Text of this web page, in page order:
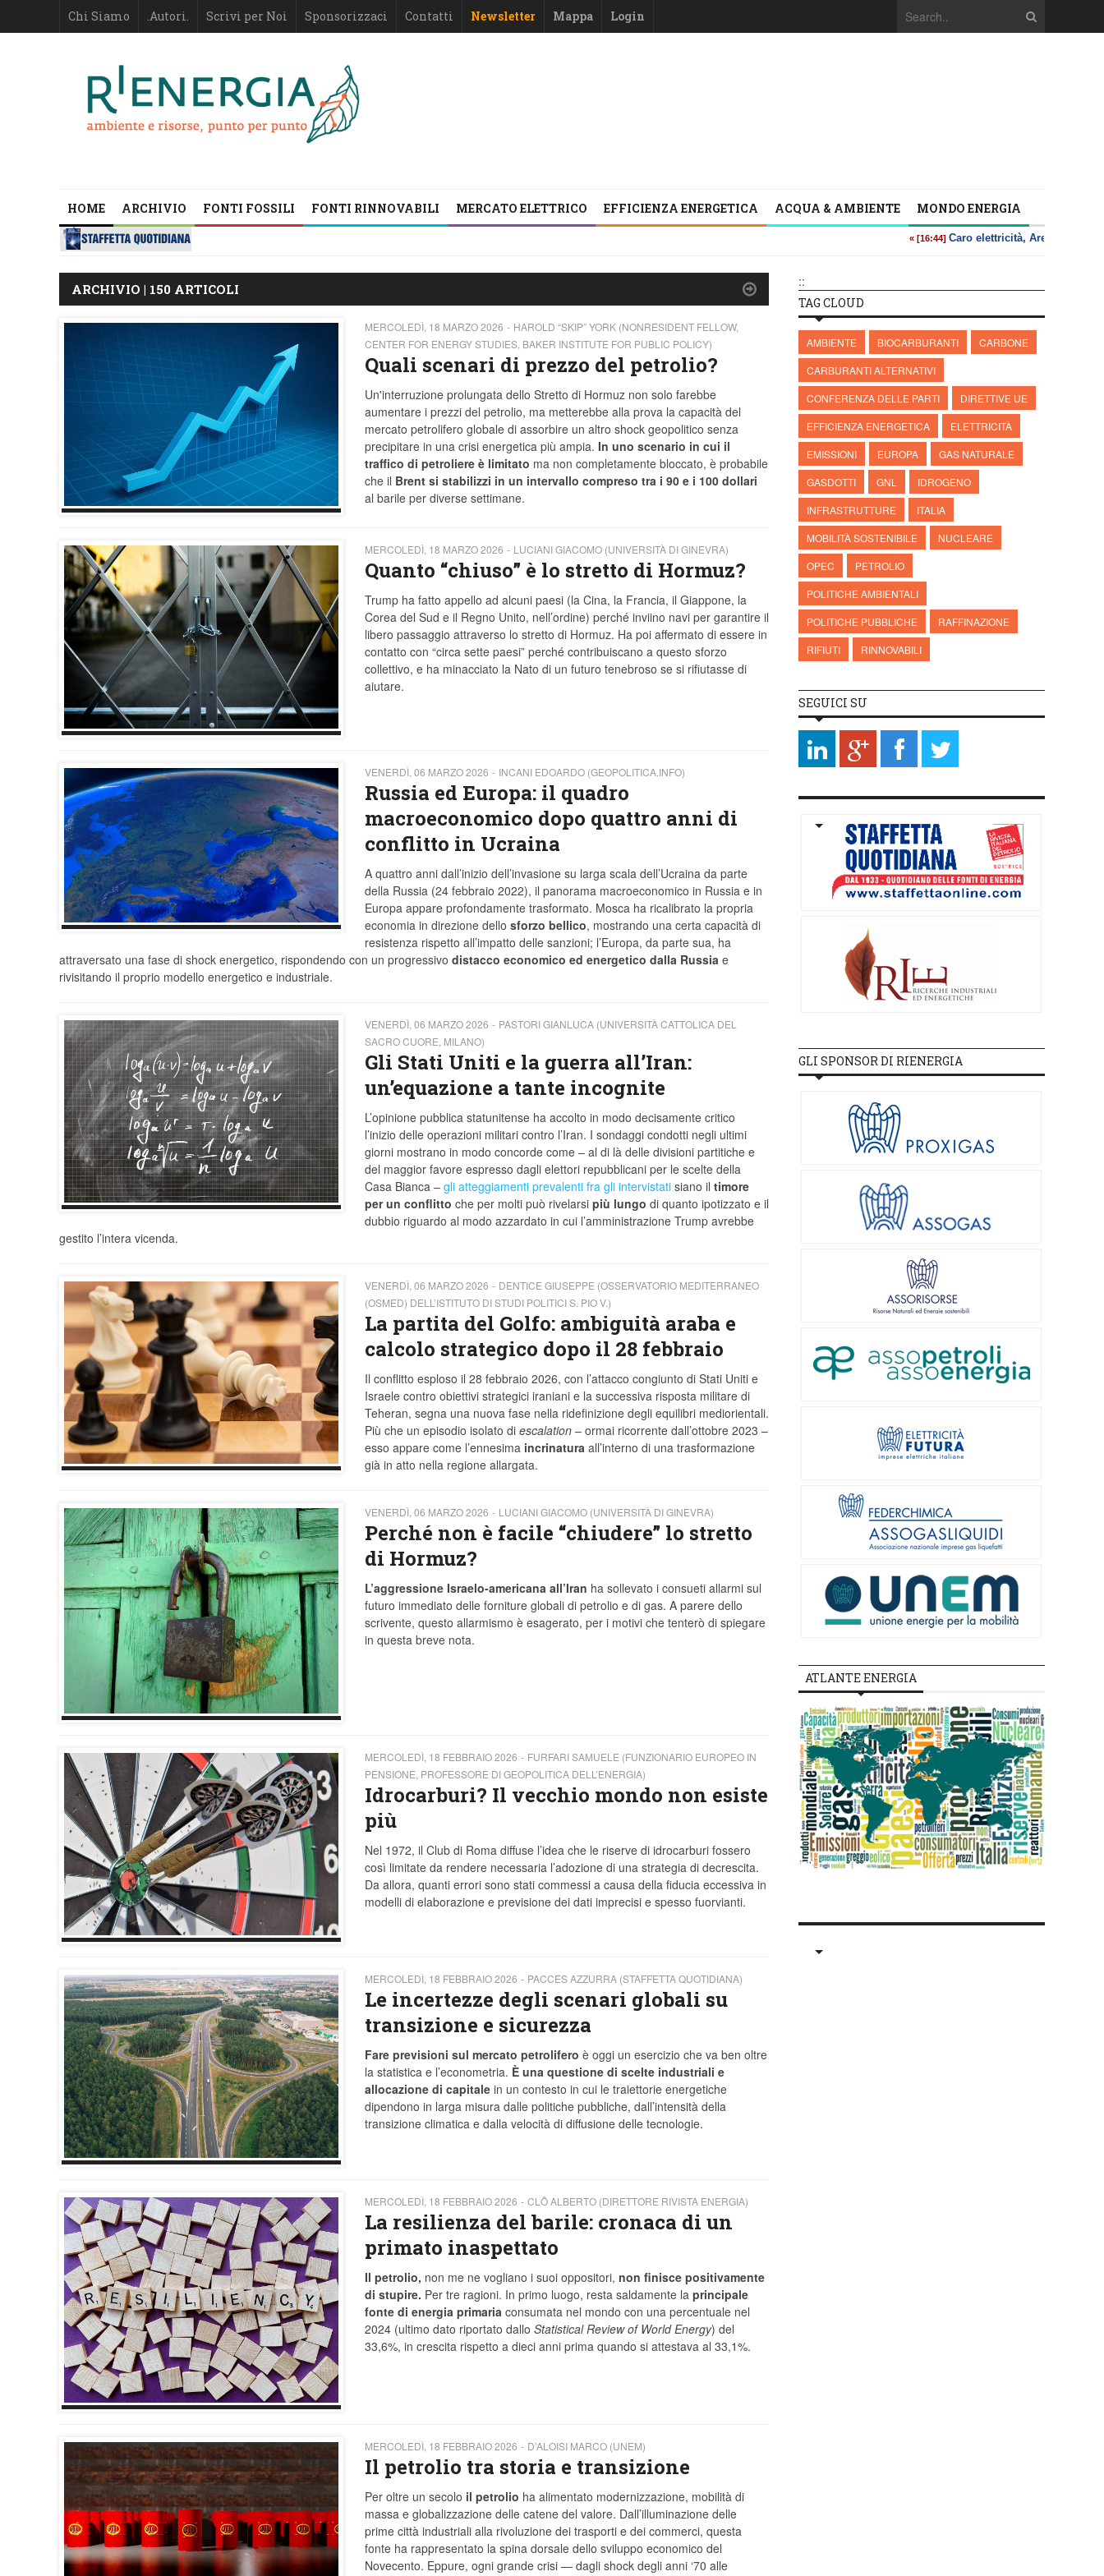
Chi Siamo .Autori. Scrivi per Noi Sponsorizzaci Contatti Newsletter Mappa Login
HOME ARCHIVIO FONTI FOSSILI FONTI RINNOVABILI MERCATO ELETTRICO EFFICIENZA ENERGETICA ACQUA & AMBIENTE MONDO ENERGIA
::
ARCHIVIO | 150 ARTICOLI
MERCOLEDÌ, 18 MARZO 2026
HAROLD “SKIP” YORK (NONRESIDENT FELLOW,
CENTER FOR ENERGY STUDIES, BAKER INSTITUTE FOR PUBLIC POLICY)
Quali scenari di prezzo del petrolio?
Un'interruzione prolungata dello Stretto di Hormuz non solo farebbe
aumentare i prezzi del petrolio, ma metterebbe alla prova la capacità del
mercato petrolifero globale di assorbire un altro shock geopolitico senza
precipitare in una crisi energetica più ampia. In uno scenario in cui il
traffico di petroliere è limitato ma non completamente bloccato, è probabile
che il Brent si stabilizzi in un intervallo compreso tra i 90 e i 100 dollari
al barile per diverse settimane.
MERCOLEDÌ, 18 MARZO 2026 LUCIANI GIACOMO (UNIVERSITÀ DI GINEVRA)
Quanto “chiuso” è lo stretto di Hormuz?
Trump ha fatto appello ad alcuni paesi (la Cina, la Francia, il Giappone, la
Corea del Sud e il Regno Unito, nell’ordine) perché inviino navi per garantire il
libero passaggio attraverso lo stretto di Hormuz. Ha poi affermato di essere in
contatto con “circa sette paesi” perché contribuiscano a questo sforzo
collettivo, e ha minacciato la Nato di un futuro tenebroso se si rifiutasse di
aiutare.
VENERDÌ, 06 MARZO 2026 INCANI EDOARDO (GEOPOLITICA.INFO)
Russia ed Europa: il quadro
macroeconomico dopo quattro anni di
conflitto in Ucraina
A quattro anni dall’inizio dell’invasione su larga scala dell’Ucraina da parte
della Russia (24 febbraio 2022), il panorama macroeconomico in Russia e in
Europa appare profondamente trasformato. Mosca ha ricalibrato la propria
economia in direzione dello sforzo bellico, mostrando una certa capacità di
resistenza rispetto all’impatto delle sanzioni; l’Europa, da parte sua, ha
attraversato una fase di shock energetico, rispondendo con un progressivo distacco economico ed energetico dalla Russia e
rivisitando il proprio modello energetico e industriale.
VENERDÌ, 06 MARZO 2026
PASTORI GIANLUCA (UNIVERSITÀ CATTOLICA DEL
SACRO CUORE, MILANO)
Gli Stati Uniti e la guerra all’Iran:
un’equazione a tante incognite
L’opinione pubblica statunitense ha accolto in modo decisamente critico
l’inizio delle operazioni militari contro l’Iran. I sondaggi condotti negli ultimi
giorni mostrano in modo concorde come – al di là delle divisioni partitiche e
del maggior favore espresso dagli elettori repubblicani per le scelte della
Casa Bianca – gli atteggiamenti prevalenti fra gli intervistatisiano il timore
per un conflitto che per molti può rivelarsi più lungo di quanto ipotizzato e il
dubbio riguardo al modo azzardato in cui l’amministrazione Trump avrebbe
gestito l’intera vicenda.
VENERDÌ, 06 MARZO 2026
DENTICE GIUSEPPE (OSSERVATORIO MEDITERRANEO
(OSMED) DELL’ISTITUTO DI STUDI POLITICI S. PIO V.)
La partita del Golfo: ambiguità araba e
calcolo strategico dopo il 28 febbraio
Il conflitto esploso il 28 febbraio 2026, con l’attacco congiunto di Stati Uniti e
Israele contro obiettivi strategici iraniani e la successiva risposta militare di
Teheran, segna una nuova fase nella ridefinizione degli equilibri mediorientali.
Più che un episodio isolato di escalation– ormai ricorrente dall’ottobre 2023 –
esso appare come l’ennesima incrinatura all’interno di una trasformazione
già in atto nella regione allargata.
VENERDÌ, 06 MARZO 2026 LUCIANI GIACOMO (UNIVERSITÀ DI GINEVRA)
Perché non è facile “chiudere” lo stretto
di Hormuz?
L’aggressione Israelo-americana all’Iran ha sollevato i consueti allarmi sul
futuro immediato delle forniture globali di petrolio e di gas. A parere dello
scrivente, questo allarmismo è esagerato, per i motivi che tenterò di spiegare
in questa breve nota.
MERCOLEDÌ, 18 FEBBRAIO 2026
FURFARI SAMUELE (FUNZIONARIO EUROPEO IN
PENSIONE, PROFESSORE DI GEOPOLITICA DELL’ENERGIA)
Idrocarburi? Il vecchio mondo non esiste
più
Nel 1972, il Club di Roma diffuse l’idea che le riserve di idrocarburi fossero
così limitate da rendere necessaria l’adozione di una strategia di decrescita.
Da allora, quanti errori sono stati commessi a causa della fiducia eccessiva in
modelli di elaborazione e previsione dei dati imprecisi e spesso fuorvianti.
MERCOLEDÌ, 18 FEBBRAIO 2026 PACCES AZZURRA (STAFFETTA QUOTIDIANA)
Le incertezze degli scenari globali su
transizione e sicurezza
Fare previsioni sul mercato petrolifero è oggi un esercizio che va ben oltre
la statistica e l’econometria. È una questione di scelte industriali e
allocazione di capitalein un contesto in cui le traiettorie energetiche
dipendono in larga misura dalle politiche pubbliche, dall’intensità della
transizione climatica e dalla velocità di diffusione delle tecnologie.
MERCOLEDÌ, 18 FEBBRAIO 2026 CLÔ ALBERTO (DIRETTORE RIVISTA ENERGIA)
La resilienza del barile: cronaca di un
primato inaspettato
Il petrolio, non me ne vogliano i suoi oppositori, non finisce positivamente
di stupire. Per tre ragioni. In primo luogo, resta saldamente la principale
fonte di energia primaria consumata nel mondo con una percentuale nel
2024 (ultimo dato riportato dallo Statistical Review of World Energy) del
33,6%, in crescita rispetto a dieci anni prima quando si attestava al 33,1%.
MERCOLEDÌ, 18 FEBBRAIO 2026 D’ALOISI MARCO (UNEM)
Il petrolio tra storia e transizione
Per oltre un secolo il petrolio ha alimentato modernizzazione, mobilità di
massa e globalizzazione delle catene del valore. Dall’illuminazione delle
prime città industriali alla rivoluzione dei trasporti e dei commerci, questa
fonte ha rappresentato la spina dorsale dello sviluppo economico del
Novecento. Eppure, ogni grande crisi — dagli shock degli anni ‘70 alle
TAG CLOUD
AMBIENTE BIOCARBURANTI
CARBONE
CARBURANTI ALTERNATIVI
CONFERENZA DELLE PARTI
DIRETTIVE UE
EFFICIENZA ENERGETICA
ELETTRICITÀ
EMISSIONI
EUROPA
GAS NATURALE
GASDOTTI
GNL
IDROGENO
INFRASTRUTTURE
ITALIA
MOBILITÀ SOSTENIBILE
NUCLEARE
OPEC
PETROLIO
POLITICHE AMBIENTALI
POLITICHE PUBBLICHE
RAFFINAZIONE
RIFIUTI
RINNOVABILI
SEGUICI SU
GLI SPONSOR DI RIENERGIA
ATLANTE ENERGIA